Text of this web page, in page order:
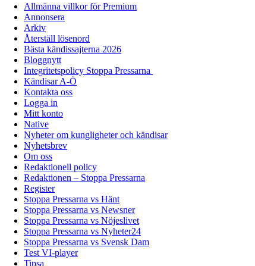
Allmänna villkor för Premium
Annonsera
Arkiv
Återställ lösenord
Bästa kändissajterna 2026
Bloggnytt
Integritetspolicy Stoppa Pressarna
Kändisar A-Ö
Kontakta oss
Logga in
Mitt konto
Native
Nyheter om kungligheter och kändisar
Nyhetsbrev
Om oss
Redaktionell policy
Redaktionen – Stoppa Pressarna
Register
Stoppa Pressarna vs Hänt
Stoppa Pressarna vs Newsner
Stoppa Pressarna vs Nöjeslivet
Stoppa Pressarna vs Nyheter24
Stoppa Pressarna vs Svensk Dam
Test VI-player
Tipsa